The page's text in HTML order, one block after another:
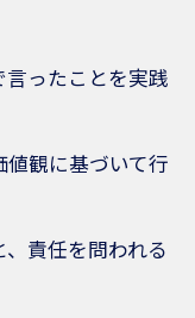
ったことを実践
観に基づいて行
責任を問われる